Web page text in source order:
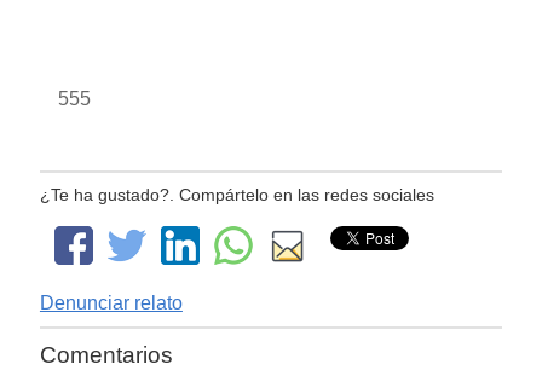
555
¿Te ha gustado?. Compártelo en las redes sociales
Denunciar relato
Comentarios